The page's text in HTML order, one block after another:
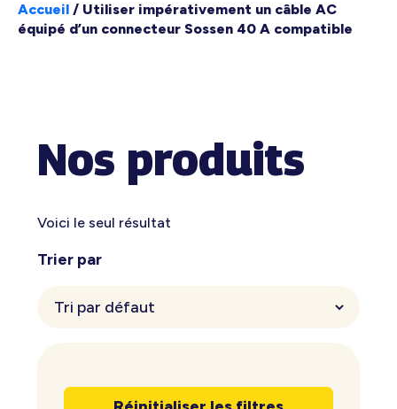
Accueil / Utiliser impérativement un câble AC
équipé d’un connecteur Sossen 40 A compatible
Nos produits
Voici le seul résultat
Trier par